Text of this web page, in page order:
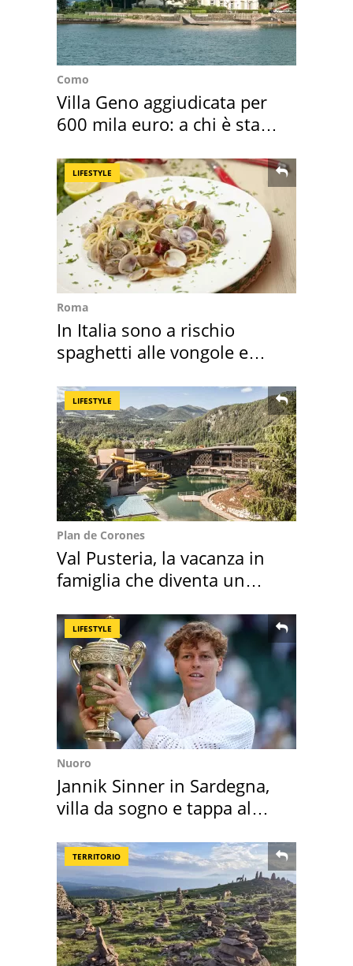
Como
Villa Geno aggiudicata per
600 mila euro: a chi è stata
LIFESTYLE
Roma
In Italia sono a rischio
spaghetti alle vongole e
LIFESTYLE
Plan de Corones
Val Pusteria, la vacanza in
famiglia che diventa un
LIFESTYLE
Nuoro
Jannik Sinner in Sardegna,
villa da sogno e tappa al
TERRITORIO